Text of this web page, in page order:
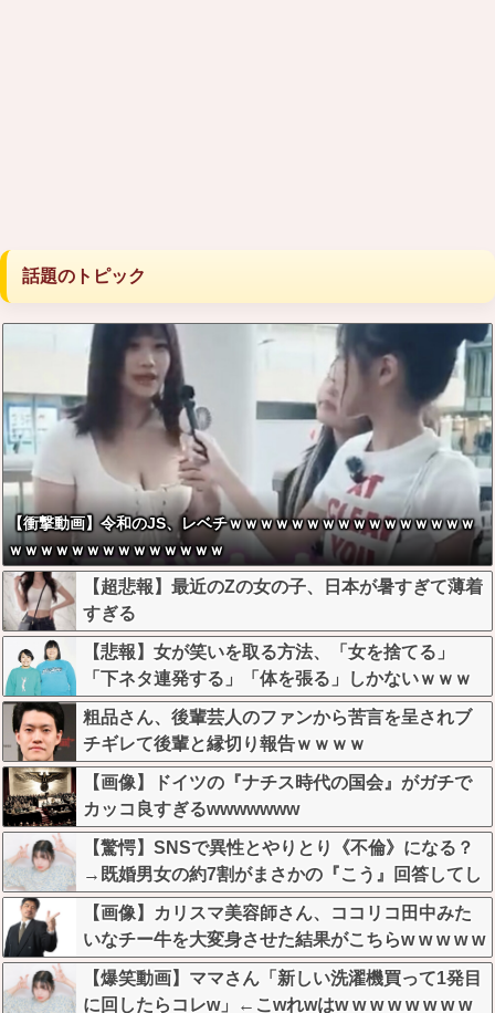
話題のトピック
【衝撃動画】令和のJS、レベチｗｗｗｗｗｗｗｗｗｗｗｗｗｗｗｗ
ｗｗｗｗｗｗｗｗｗｗｗｗｗｗ
【超悲報】最近のZの女の子、日本が暑すぎて薄着
すぎる
【悲報】女が笑いを取る方法、「女を捨てる」
「下ネタ連発する」「体を張る」しかないｗｗｗ
ｗｗ
粗品さん、後輩芸人のファンから苦言を呈されブ
チギレて後輩と縁切り報告ｗｗｗｗ
【画像】ドイツの『ナチス時代の国会』がガチで
カッコ良すぎるwwwwwww
【驚愕】SNSで異性とやりとり《不倫》になる？
→既婚男女の約7割がまさかの『こう』回答してし
まうw w w w w w w w
【画像】カリスマ美容師さん、ココリコ田中みた
いなチー牛を大変身させた結果がこちらw w w w w
w w w w w w
【爆笑動画】ママさん「新しい洗濯機買って1発目
に回したらコレw」←こwれwはw w w w w w w w